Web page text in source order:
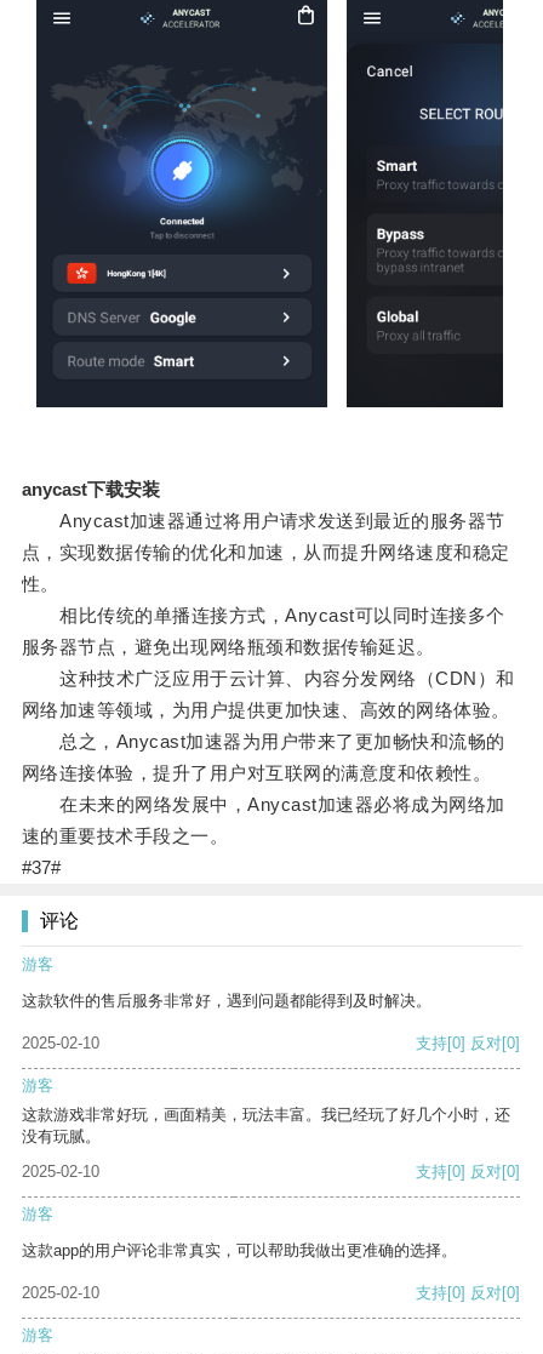
anycast下载安装
Anycast加速器通过将用户请求发送到最近的服务器节
点，实现数据传输的优化和加速，从而提升网络速度和稳定
性。
相比传统的单播连接方式，Anycast可以同时连接多个
服务器节点，避免出现网络瓶颈和数据传输延迟。
这种技术广泛应用于云计算、内容分发网络（CDN）和
网络加速等领域，为用户提供更加快速、高效的网络体验。
总之，Anycast加速器为用户带来了更加畅快和流畅的
网络连接体验，提升了用户对互联网的满意度和依赖性。
在未来的网络发展中，Anycast加速器必将成为网络加
速的重要技术手段之一。
#37#
评论
游客
这款软件的售后服务非常好，遇到问题都能得到及时解决。
2025-02-10 支持[0] 反对[0]
游客
这款游戏非常好玩，画面精美，玩法丰富。我已经玩了好几个小时，还
没有玩腻。
2025-02-10
支持[0] 反对[0]
游客
这款app的用户评论非常真实，可以帮助我做出更准确的选择。
2025-02-10 支持[0] 反对[0]
游客